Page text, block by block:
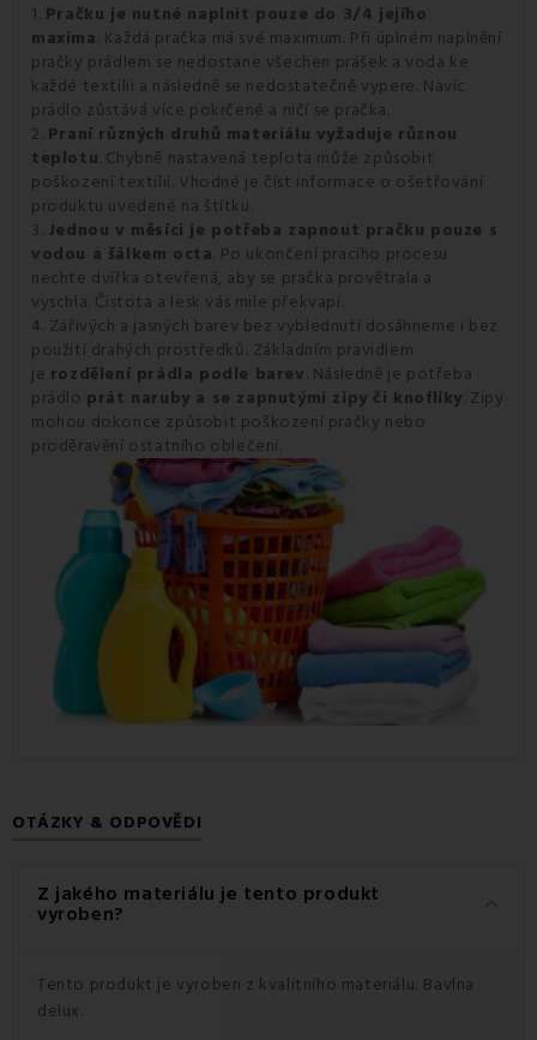
1. Pračku je nutné naplnit pouze do 3/4 jejího
maxima. Každá pračka má své maximum. Při úplném naplnění
pračky prádlem se nedostane všechen prášek a voda ke
každé textilii a následně se nedostatečně vypere. Navíc
prádlo zůstává více pokrčené a ničí se pračka.
2. Praní různých druhů materiálu vyžaduje různou
teplotu. Chybně nastavená teplota může způsobit
poškození textilií. Vhodné je číst informace o ošetřování
produktu uvedené na štítku.
3. Jednou v měsíci je potřeba zapnout pračku pouze s
vodou a šálkem octa. Po ukončení pracího procesu
nechte dvířka otevřená, aby se pračka provětrala a
vyschla. Čistota a lesk vás mile překvapí.
4. Zářivých a jasných barev bez vyblednutí dosáhneme i bez
použití drahých prostředků. Základním pravidlem
je rozdělení prádla podle barev. Následně je potřeba
prádlo prát naruby a se zapnutými zipy či knoflíky. Zipy
mohou dokonce způsobit poškození pračky nebo
proděravění ostatního oblečení.
OTÁZKY & ODPOVĚDI
Z jakého materiálu je tento produkt
vyroben? keyboard_arrow_down
Tento produkt je vyroben z kvalitního materiálu: Bavlna
delux.